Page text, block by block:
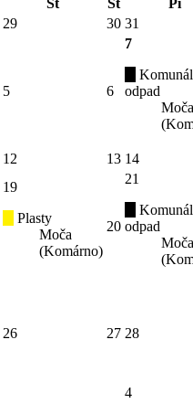
29 30 31
5 6
7
odpad
Moča
12 13 14
19
Plasty
Moča
(Komárno)
20
21
odpad
Moča
26 27 28
4